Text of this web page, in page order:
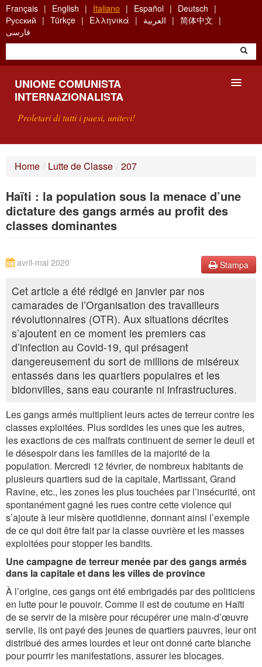
Skip
to
main
content
Français English Italiano Español
Deutsch
Русский
Türkçe Ελληνικά العربية
简体中文
فارسی
UNIONE COMUNISTA
INTERNAZIONALISTA
Proletari di tutti i paesi, unitevi!
RICERCA
SCRIVETECI
Home / Lutte de Classe / 207
Haïti : la population sous la menace d’une
dictature des gangs armés au profit des
classes dominantes
Stampa
avril-mai 2020
Cet article a été rédigé en janvier par nos
camarades de l’Organisation des travailleurs
révolutionnaires (OTR). Aux situations décrites
s’ajoutent en ce moment les premiers cas
d’infection au Covid-19, qui présagent
dangereusement du sort de millions de miséreux
entassés dans les quartiers populaires et les
bidonvilles, sans eau courante ni infrastructures.
Les gangs armés multiplient leurs actes de terreur contre les
classes exploitées. Plus sordides les unes que les autres,
les exactions de ces malfrats continuent de semer le deuil et
le désespoir dans les familles de la majorité de la
population. Mercredi 12 février, de nombreux habitants de
plusieurs quartiers sud de la capitale, Martissant, Grand
Ravine, etc., les zones les plus touchées par l’insécurité, ont
spontanément gagné les rues contre cette violence qui
s’ajoute à leur misère quotidienne, donnant ainsi l’exemple
de ce qui doit être fait par la classe ouvrière et les masses
exploitées pour stopper les bandits.
Une campagne de terreur menée par des gangs armés
dans la capitale et dans les villes de province
À l’origine, ces gangs ont été embrigadés par des politiciens
en lutte pour le pouvoir. Comme il est de coutume en Haïti
de se servir de la misère pour récupérer une main-d’œuvre
servile, ils ont payé des jeunes de quartiers pauvres, leur ont
distribué des armes lourdes et leur ont donné carte blanche
pour pourrir les manifestations, assurer les blocages.